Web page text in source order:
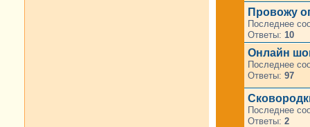
Провожу
Последнее
Ответы: 10
Онлайн
Последнее
Ответы: 97
Последнее
Ответы: 2